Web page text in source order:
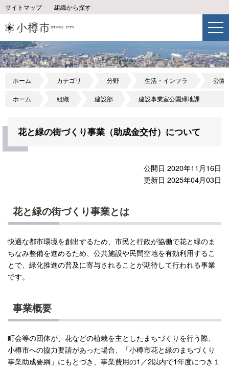
サイトマップ 組織から探す
ホーム カテゴリ 分野 生活・インフラ 公園
ホーム 組織 建設部 建設事業室公園緑地課
花と緑の街づくり事業（助成金交付）について
公開日 2020年11月16日
更新日 2025年04月03日
花と緑の街づくり事業とは
快適な都市環境を創出するため、市民と行政が協働で花と緑のま
ちなみ整備を進めるため、公共施設や民間空地を有効利用するこ
とで、緑化推進の普及に寄与されることが期待して行われる事業
です。
事業概要
町会等の団体が、花などの植栽を主としたまちづくりを行う際、
小樽市への協力要請があった場合、「小樽市花と緑のまちづくり
事業助成要綱」にもとづき、事業費用の1／2以内で1年度につき１